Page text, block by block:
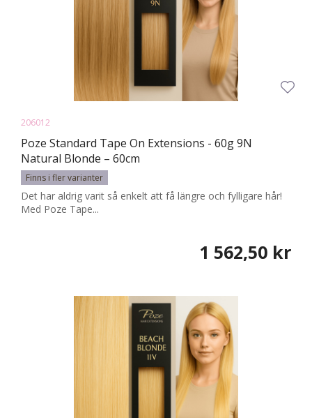
206012
Poze Standard Tape On Extensions - 60g 9N
Natural Blonde – 60cm
Finns i fler varianter
Det har aldrig varit så enkelt att få längre och fylligare hår!
Med Poze Tape...
1 562,50 kr